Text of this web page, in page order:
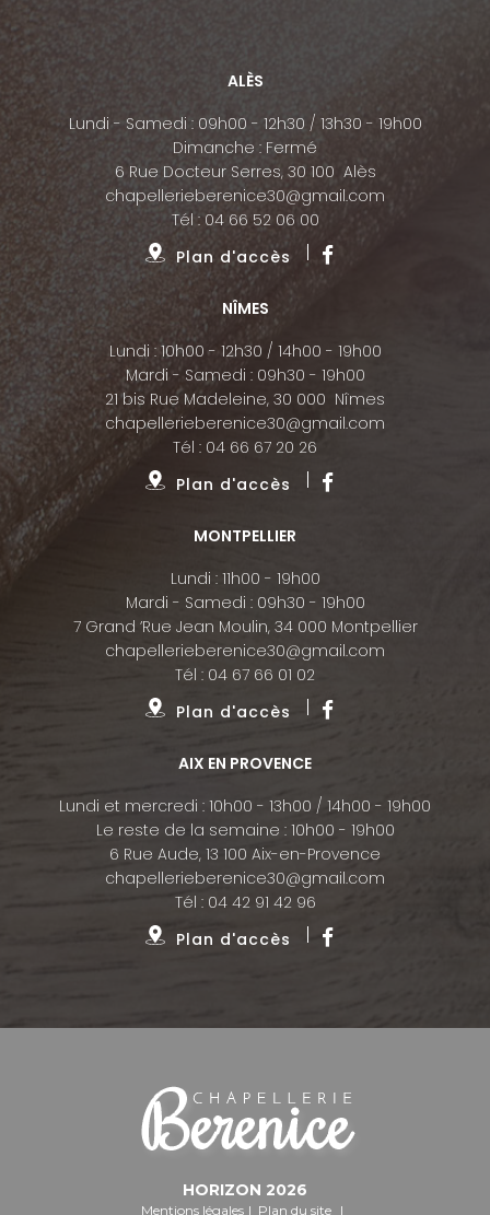
ALÈS
Lundi - Samedi : 09h00 - 12h30 / 13h30 - 19h00
Dimanche : Fermé
6 Rue Docteur Serres, 30 100 Alès
chapellerieberenice30@gmail.com
Tél : 04 66 52 06 00
Plan d'accès
NÎMES
Lundi : 10h00 - 12h30 / 14h00 - 19h00
Mardi - Samedi : 09h30 - 19h00
21 bis Rue Madeleine, 30 000 Nîmes
chapellerieberenice30@gmail.com
Tél : 04 66 67 20 26
Plan d'accès
MONTPELLIER
Lundi : 11h00 - 19h00
Mardi - Samedi : 09h30 - 19h00
7 Grand ’Rue Jean Moulin, 34 000 Montpellier
chapellerieberenice30@gmail.com
Tél : 04 67 66 01 02
Plan d'accès
AIX EN PROVENCE
Lundi et mercredi : 10h00 - 13h00 / 14h00 - 19h00
Le reste de la semaine : 10h00 - 19h00
6 Rue Aude, 13 100 Aix-en-Provence
chapellerieberenice30@gmail.com
Tél : 04 42 91 42 96
Plan d'accès
HORIZON 2026
Mentions légales Plan du site |